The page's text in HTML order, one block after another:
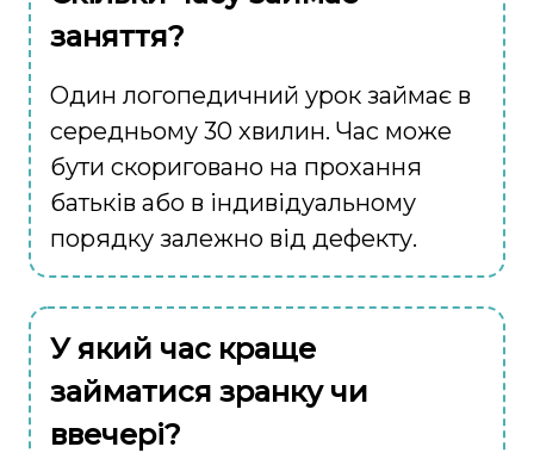
заняття?
Один логопедичний урок займає в
середньому 30 хвилин. Час може
бути скориговано на прохання
батьків або в індивідуальному
порядку залежно від дефекту.
У який час краще
займатися зранку чи
ввечері?